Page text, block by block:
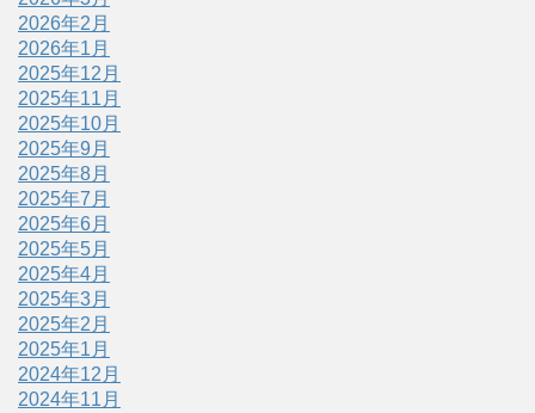
2026年2月
2026年1月
2025年12月
2025年11月
2025年10月
2025年9月
2025年8月
2025年7月
2025年6月
2025年5月
2025年4月
2025年3月
2025年2月
2025年1月
2024年12月
2024年11月